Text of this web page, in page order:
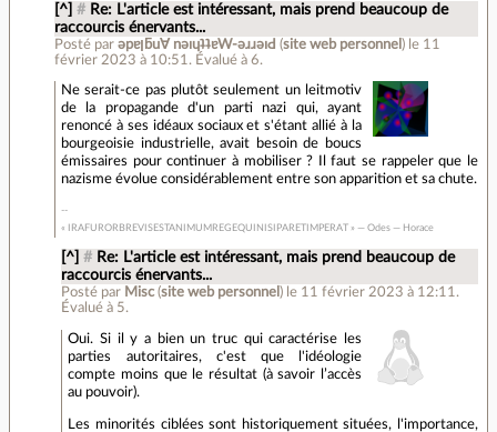
[^] # Re: L'article est intéressant, mais prend beaucoup de
raccourcis énervants...
Posté par ǝpɐןƃu∀ nǝıɥʇʇɐW-ǝɹɹǝıԀ (site web personnel ) le 11
février 2023 à 10:51 . Évalué à 6.
Ne serait-ce pas plutôt seulement un leitmotiv
de la propagande d'un parti nazi qui, ayant
renoncé à ses idéaux sociaux et s'étant allié à la
bourgeoisie industrielle, avait besoin de boucs
émissaires pour continuer à mobiliser ? Il faut se rappeler que le
nazisme évolue considérablement entre son apparition et sa chute.
« IRAFURORBREVISESTANIMUMREGEQUINISIPARETIMPERAT » — Odes — Horace
[^] # Re: L'article est intéressant, mais prend beaucoup de
raccourcis énervants...
Posté par Misc(site web personnel ) le 11 février 2023 à 12:11 .
Évalué à 5.
Oui. Si il y a bien un truc qui caractérise les
parties autoritaires, c'est que l'idéologie
compte moins que le résultat (à savoir l’accès
au pouvoir).
Les minorités ciblées sont historiquement situées, l'importance,